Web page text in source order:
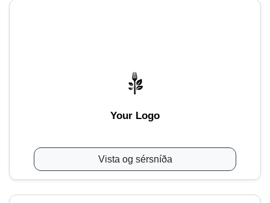
Your Logo
Vista og sérsníða